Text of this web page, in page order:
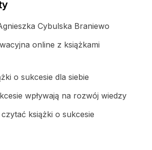
Cybulska Braniewo
online z książkami
o sukcesie dla siebie
wpływają na rozwój wiedzy
książki o sukcesie